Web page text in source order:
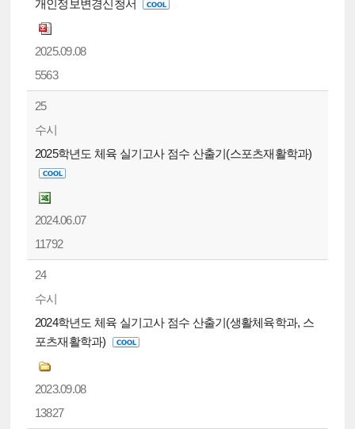
개인정보변경신청서
2025.09.08
5563
25
수시
2025학년도 체육 실기고사 점수 산출기(스포츠재활학과)
2024.06.07
11792
24
수시
2024학년도 체육 실기고사 점수 산출기(생활체육학과, 스
포츠재활학과)
2023.09.08
13827